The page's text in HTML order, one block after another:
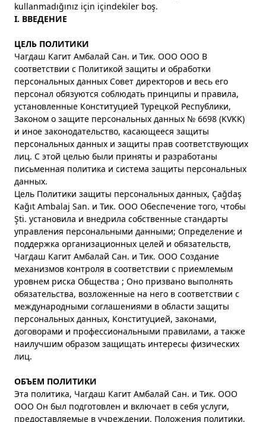
kullanmadığınız için içindekiler boş.
I. ВВЕДЕНИЕ
ЦЕЛЬ ПОЛИТИКИ
Чагдаш Кагит Амбалай Сан. и Тик. ООО ООО В
соответствии с Политикой защиты и обработки
персональных данных Совет директоров и весь его
персонал обязуются соблюдать принципы и правила,
установленные Конституцией Турецкой Республики,
Законом о защите персональных данных № 6698 (KVKK)
и иное законодательство, касающееся защиты
персональных данных и защиты прав соответствующих
лиц. С этой целью были приняты и разработаны
письменная политика и система защиты персональных
данных.
Цель Политики защиты персональных данных, Çağdaş
Kağıt Ambalaj San. и Тик. ООО Обеспечение того, чтобы
Şti. установила и внедрила собственные стандарты
управления персональными данными; Определение и
поддержка организационных целей и обязательств,
Чагдаш Кагит Амбалай Сан. и Тик. ООО Создание
механизмов контроля в соответствии с приемлемым
уровнем риска Общества ; Оно призвано выполнять
обязательства, возложенные на него в соответствии с
международными соглашениями в области защиты
персональных данных, Конституцией, законами,
договорами и профессиональными правилами, а также
наилучшим образом защищать интересы физических
лиц.
ОБЪЕМ ПОЛИТИКИ
Эта политика, Чагдаш Кагит Амбалай Сан. и Тик. ООО
ООО Он был подготовлен и включает в себя услуги,
предоставляемые в учреждении. Положения политики,